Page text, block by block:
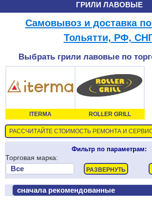
ГРИЛИ ЛАВОВЫЕ
Самовывоз и доставка
Тольятти, РФ,
Выбрать грили лавовые по
ITERMA ROLLER GRILL
РАССЧИТАЙТЕ СТОИМОСТЬ РЕМОНТА И
Фильтр по параметрам:
Торговая марка: